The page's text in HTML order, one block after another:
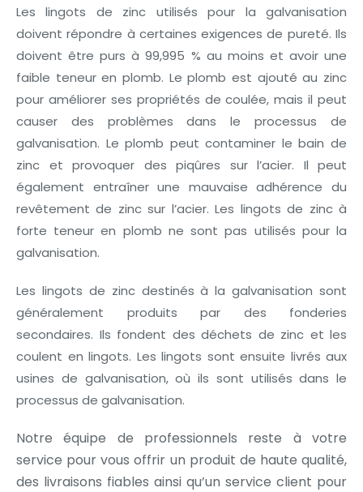
Les lingots de zinc utilisés pour la galvanisation
doivent répondre à certaines exigences de pureté. Ils
doivent être purs à 99,995 % au moins et avoir une
faible teneur en plomb. Le plomb est ajouté au zinc
pour améliorer ses propriétés de coulée, mais il peut
causer des problèmes dans le processus de
galvanisation. Le plomb peut contaminer le bain de
zinc et provoquer des piqûres sur l’acier. Il peut
également entraîner une mauvaise adhérence du
revêtement de zinc sur l’acier. Les lingots de zinc à
forte teneur en plomb ne sont pas utilisés pour la
galvanisation.
Les lingots de zinc destinés à la galvanisation sont
généralement produits par des fonderies
secondaires. Ils fondent des déchets de zinc et les
coulent en lingots. Les lingots sont ensuite livrés aux
usines de galvanisation, où ils sont utilisés dans le
processus de galvanisation.
Notre équipe de professionnels reste à votre
service pour vous offrir un produit de haute qualité,
des livraisons fiables ainsi qu’un service client pour